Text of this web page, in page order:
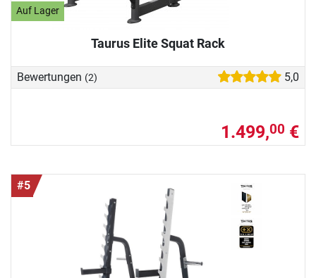
Auf Lager
Taurus Elite Squat Rack
Bewertungen (2) 5,0
1.499,00 €
#5